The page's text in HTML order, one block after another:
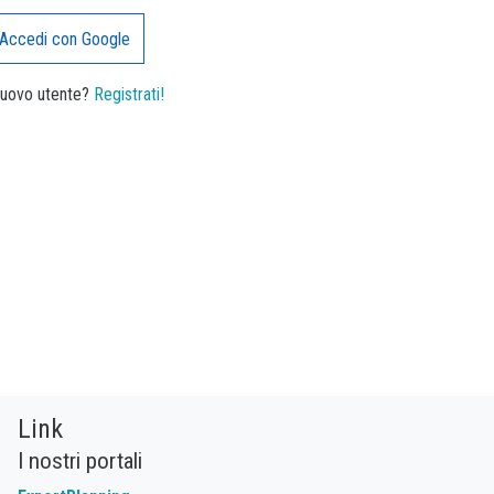
con Google
utente? Registrati!
Link
I nostri portali